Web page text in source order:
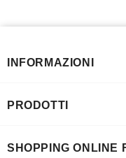
INFORMAZIONI
PRODOTTI
SHOPPING ONLINE